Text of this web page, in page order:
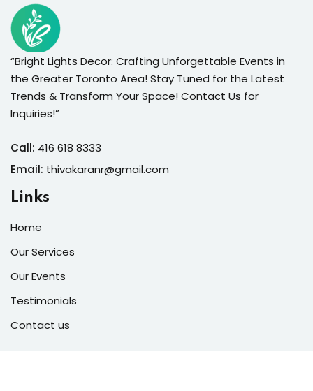
“Bright Lights Decor: Crafting Unforgettable Events in
the Greater Toronto Area! Stay Tuned for the Latest
Trends & Transform Your Space! Contact Us for
Inquiries!”
Call: 416 618 8333
Email: thivakaranr@gmail.com
Links
Home
Our Services
Our Events
Testimonials
Contact us